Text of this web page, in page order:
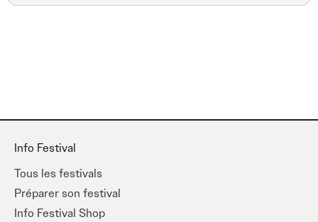
Info Festival
Tous les festivals
Préparer son festival
Info Festival Shop